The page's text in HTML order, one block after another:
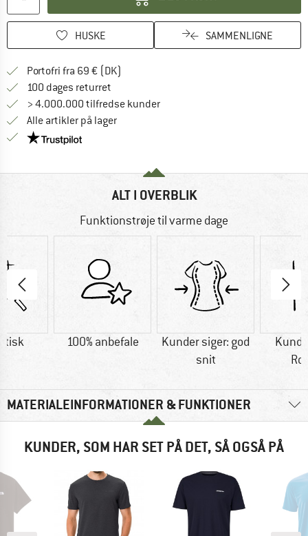
HUSKE SAMMENLIGNE
Portofri fra 69 € (DK)
100 dages returret
> 4.000.000 tilfredse kunder
Alle artikler på lager
Vi er Trustpilot-certificeret - oplysningerne får du
ALT I OVERBLIK
Funktionstrøje til varme dage
100% anbefale
Kunder siger: god
snit
MATERIALEINFORMATIONER & FUNKTIONER
KUNDER, SOM HAR SET PÅ DET, SÅ OGSÅ PÅ